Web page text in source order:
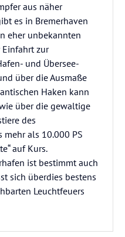
aus näher
es in Bremerhaven
eher unbekannten
Einfahrt zur
und Übersee-
über die Ausmaße
Haken kann
über die gewaltige
des
mehr als 10.000 PS
auf Kurs.
ist bestimmt auch
sich überdies bestens
Leuchtfeuers